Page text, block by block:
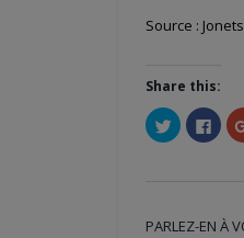
Source :
Share this:
Cliquez
pour
partager
fenêtre)
pour
PARLEZ-EN À